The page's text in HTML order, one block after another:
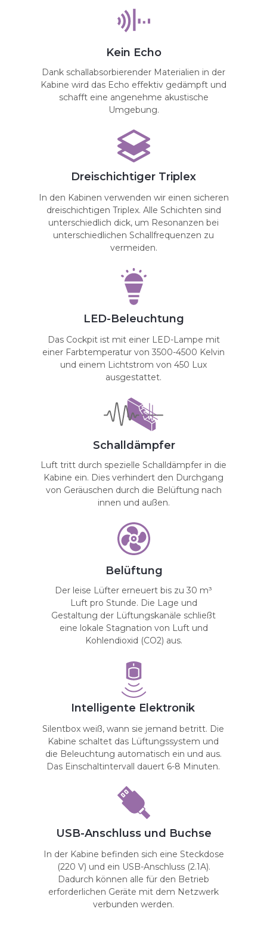
Intelligente Elektronik
Silentbox weiß, wann sie jemand betritt. Die
Kabine schaltet das Lüftungssystem und
die Beleuchtung automatisch ein und aus.
Das Einschaltintervall dauert 6-8 Minuten.
Schalldämpfer
Luft tritt durch spezielle Schalldämpfer in die
Kabine ein. Dies verhindert den Durchgang
von Geräuschen durch die Belüftung nach
innen und außen.
Dreischichtiger Triplex
In den Kabinen verwenden wir einen sicheren
dreischichtigen Triplex. Alle Schichten sind
unterschiedlich dick, um Resonanzen bei
unterschiedlichen Schallfrequenzen zu
vermeiden.
Kein Echo
Dank schallabsorbierender Materialien in der
Kabine wird das Echo effektiv gedämpft und
schafft eine angenehme akustische
Umgebung.
Belüftung
Der leise Lüfter erneuert bis zu 30 m³
Luft pro Stunde. Die Lage und
Gestaltung der Lüftungskanäle schließt
eine lokale Stagnation von Luft und
Kohlendioxid (CO2) aus.
USB-Anschluss und Buchse
In der Kabine befinden sich eine Steckdose
(220 V) und ein USB-Anschluss (2.1A).
Dadurch können alle für den Betrieb
erforderlichen Geräte mit dem Netzwerk
verbunden werden.
LED-Beleuchtung
Das Cockpit ist mit einer LED-Lampe mit
einer Farbtemperatur von 3500-4500 Kelvin
und einem Lichtstrom von 450 Lux
ausgestattet.